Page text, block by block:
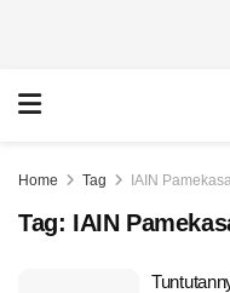
Home Tag IAIN
Tag: IAIN